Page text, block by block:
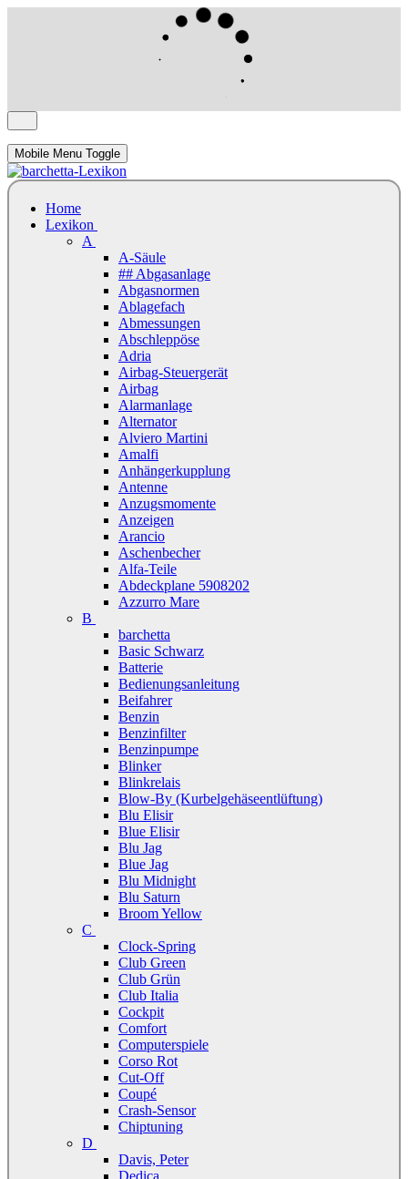
Mobile Menu Toggle
Home
Lexikon
A
A-Säule
## Abgasanlage
Abgasnormen
Ablagefach
Abmessungen
Abschleppöse
Adria
Airbag-Steuergerät
Airbag
Alarmanlage
Alternator
Alviero Martini
Amalfi
Anhängerkupplung
Antenne
Anzugsmomente
Anzeigen
Arancio
Aschenbecher
Alfa-Teile
Abdeckplane 5908202
Azzurro Mare
B
barchetta
Basic Schwarz
Batterie
Bedienungsanleitung
Beifahrer
Benzin
Benzinfilter
Benzinpumpe
Blinker
Blinkrelais
Blow-By (Kurbelgehäseentlüftung)
Blu Elisir
Blue Elisir
Blu Jag
Blue Jag
Blu Midnight
Blu Saturn
Broom Yellow
C
Clock-Spring
Club Green
Club Grün
Club Italia
Cockpit
Comfort
Computerspiele
Corso Rot
Cut-Off
Coupé
Crash-Sensor
Chiptuning
D
Davis, Peter
Dedica